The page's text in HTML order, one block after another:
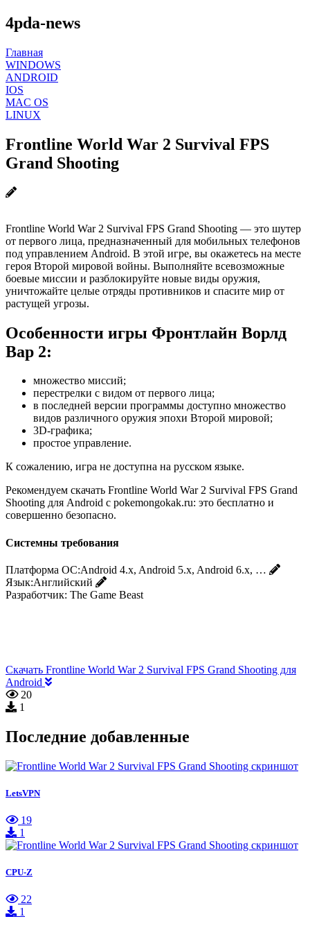
4pda-news
Главная
WINDOWS
ANDROID
IOS
MAC OS
LINUX
Frontline World War 2 Survival FPS
Grand Shooting
Frontline World War 2 Survival FPS Grand Shooting — это шутер
от первого лица, предназначенный для мобильных телефонов
под управлением Android. В этой игре, вы окажетесь на месте
героя Второй мировой войны. Выполняйте всевозможные
боевые миссии и разблокируйте новые виды оружия,
уничтожайте целые отряды противников и спасите мир от
растущей угрозы.
Особенности игры Фронтлайн Ворлд
Вар 2:
множество миссий;
перестрелки с видом от первого лица;
в последней версии программы доступно множество
видов различного оружия эпохи Второй мировой;
3D-графика;
простое управление.
К сожалению, игра не доступна на русском языке.
Рекомендуем скачать Frontline World War 2 Survival FPS Grand
Shooting для Android с pokemongokak.ru: это бесплатно и
совершенно безопасно.
Системны требования
Платформа ОС:Android 4.x, Android 5.x, Android 6.x, …
Язык:Английский
Разработчик: The Game Beast
Скачать Frontline World War 2 Survival FPS Grand Shooting для
Android
20
1
Последние добавленные
LetsVPN
19
1
CPU-Z
22
1